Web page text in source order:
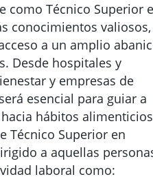
como Técnico Superior
conocimientos valiosos,
a un amplio
Desde hospitales y
y empresas de
esencial para guiar a
hábitos alimenticios
Técnico Superior en
a aquellas
laboral como: